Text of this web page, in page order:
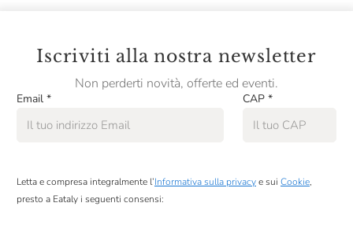
Pariani
Pastificio Artusi
Pausa Café
Podere Cittadella
Iscriviti alla nostra newsletter
Non perderti novità, offerte ed eventi.
Email * CAP *
Letta e compresa integralmente l’Informativa sulla privacye sui Cookie,
presto a Eataly i seguenti consensi: